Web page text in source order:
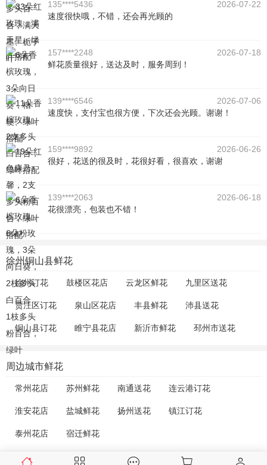
135****5436
2026-07-22
速度很快哦，不错，还会再光顾的
157****2248
2026-07-18
鲜花质量很好，送达及时，服务周到！
139****6546
2026-07-06
速度快，支付宝也很方便，下次还会光顾。谢谢！
159****9892
2026-06-26
很好，花送的很及时，花很好看，很喜欢，谢谢
139****2063
2026-06-18
花很漂亮，包装也不错！
徐州铜山县鲜花
徐州订花 鼓楼区花店 云龙区鲜花 九里区送花
贾汪区订花 泉山区花店 丰县鲜花 沛县送花
铜山县订花 睢宁县花店 新沂市鲜花 邳州市送花
周边城市鲜花
常州花店 苏州鲜花 南通送花 连云港订花
淮安花店 盐城鲜花 扬州送花 镇江订花
泰州花店 宿迁鲜花